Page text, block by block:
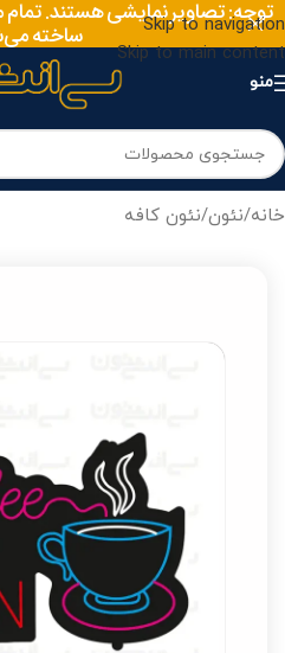
Skip to navigation
Skip to main content
توجه: تصاویر نمایشی هستند.
ساخته
منو
خانه/نئون/نئون کافه